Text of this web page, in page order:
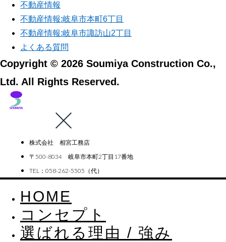
不動産情報
不動産情報:岐阜市本町6丁目
不動産情報:岐阜市諏訪山2丁目
よくある質問
Copyright © 2026 Soumiya Construction Co.,
Ltd. All Rights Reserved.
株式会社 相宮工務店
〒500-8034 岐阜市本町2丁目17番地
TEL：058-262-5505（代）
HOME
コンセプト
選ばれる理由 / 強み